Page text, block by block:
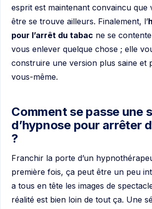
esprit est maintenant convaincu que
être se trouve ailleurs. Finalement, l’
pour l’arrêt du tabac ne se
vous enlever quelque chose ; elle
construire une version plus saine et
vous-même.
Comment se passe une
d’hypnose pour arrêter
?
Franchir la porte d’un
première fois, ça peut être un peu
a tous en tête les images de
réalité est bien loin de tout ça. Une